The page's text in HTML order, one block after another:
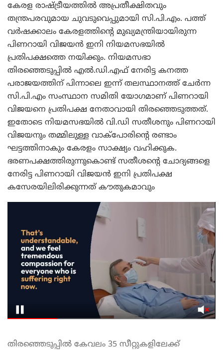
കേരള രാഷ്ട്രീയത്തിൽ അപ്രതീക്ഷിതവും
തന്ത്രപരവുമായ ചുവടുവെപ്പുമായി സി.പി.എം. പത്ത്
വർഷക്കാലം കേരളത്തിന്റെ മുഖ്യമന്ത്രിയായിരുന്ന
പിണറായി വിജയൻ ഇനി നിയമസഭയിൽ
പ്രതിപക്ഷത്തെ നയിക്കും. നിയമസഭാ
തിരഞ്ഞെടുപ്പിൽ എൽ.ഡി.എഫ് നേരിട്ട കനത്ത
പരാജയത്തിന് പിന്നാലെ ഇന്ന് തലസ്ഥാനത്ത് ചേർന്ന
സി.പി.എം സംസ്ഥാന സമിതി യോഗമാണ് പിണറായി
വിജയനെ പ്രതിപക്ഷ നേതാവായി തിരഞ്ഞെടുത്തത്.
ഇതോടെ നിയമസഭയിൽ വി.ഡി സതീശനും പിണറായി
വിജയനും തമ്മിലുള്ള വാക്പോരിന്റെ രണ്ടാം
ഘട്ടത്തിനാകും കേരളം സാക്ഷ്യം വഹിക്കുക.
ഭരണപക്ഷത്തിരുന്നുകൊണ്ട് സതീശന്റെ ചോദ്യങ്ങളെ
നേരിട്ട പിണറായി വിജയൻ ഇനി പ്രതിപക്ഷ
കസേരയിലിരിക്കുന്നത് കൗതുകമാവും
തിരഞ്ഞെടുപ്പിൽ കേവലം 35 സീറ്റുകളിലേക്ക്